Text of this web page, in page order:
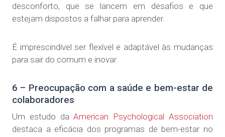
desconforto, que se lancem em desafios e que
estejam dispostos a falhar para aprender.
É imprescindível ser flexível e adaptável às mudanças
para sair do comum e inovar.
6 – Preocupação com a saúde e bem-estar de
colaboradores
Um estudo daAmerican Psychological Association
destaca a eficácia dos programas de bem-estar no